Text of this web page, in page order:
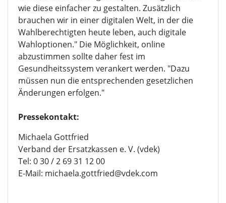
wie diese einfacher zu gestalten. Zusätzlich
brauchen wir in einer digitalen Welt, in der die
Wahlberechtigten heute leben, auch digitale
Wahloptionen." Die Möglichkeit, online
abzustimmen sollte daher fest im
Gesundheitssystem verankert werden. "Dazu
müssen nun die entsprechenden gesetzlichen
Änderungen erfolgen."
Pressekontakt:
Michaela Gottfried
Verband der Ersatzkassen e. V. (vdek)
Tel: 0 30 / 2 69 31 12 00
E-Mail: michaela.gottfried@vdek.com